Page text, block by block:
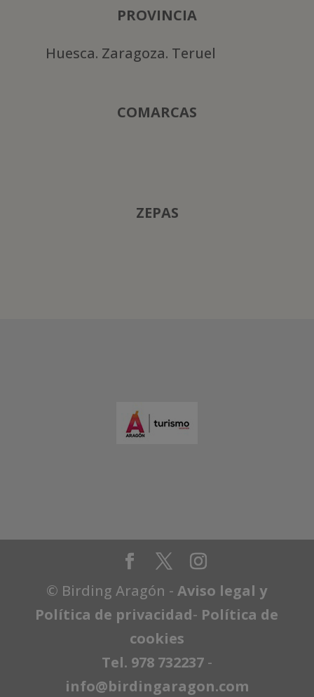
PROVINCIA
Huesca. Zaragoza. Teruel
COMARCAS
ZEPAS
© Birding Aragón -Aviso legal y
Política de privacidad- Política de
cookies
Tel. 978 732237 -
info@birdingaragon.com